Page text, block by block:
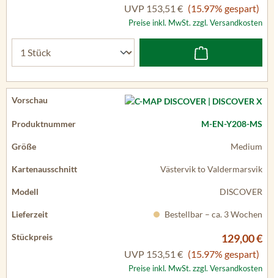
UVP 153,51 € (15.97% gespart)
Preise inkl. MwSt. zzgl. Versandkosten
M-EN-Y208-MS
Medium
Västervik to Valdermarsvik
DISCOVER
Bestellbar – ca. 3 Wochen
129,00 €
UVP 153,51 € (15.97% gespart)
Preise inkl. MwSt. zzgl. Versandkosten